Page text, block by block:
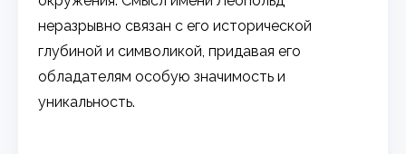
неразрывно связан с его исторической
глубиной и символикой, придавая его
обладателям особую значимость и
уникальность.